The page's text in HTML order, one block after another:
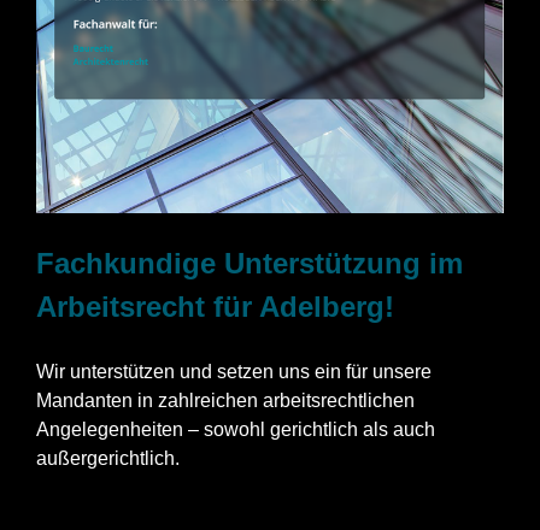
Fachkundige Unterstützung im
Arbeitsrecht für Adelberg!
Wir unterstützen und setzen uns ein für unsere
Mandanten in zahlreichen arbeitsrechtlichen
Angelegenheiten – sowohl gerichtlich als auch
außergerichtlich.